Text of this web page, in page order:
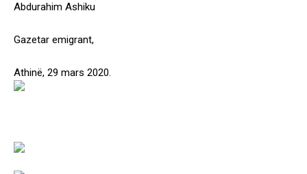
Abdurahim Ashiku
Gazetar emigrant,
Athinë, 29 mars 2020.